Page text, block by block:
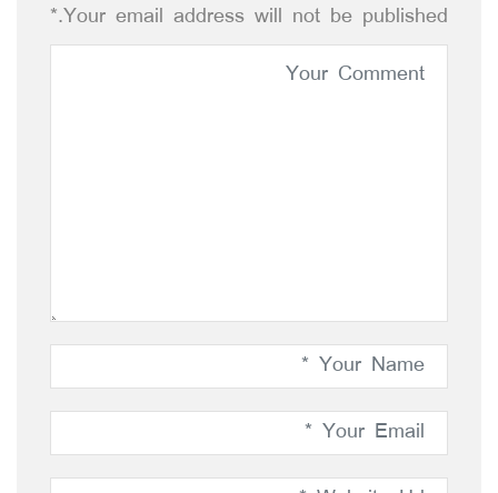
Your email address will not be published.*